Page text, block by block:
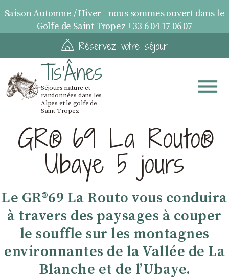
Saison Automne / Hiver - nous sommes ouvert dans le
Golfe de Saint Tropez +33 6 04 17 06 07
Réservez votre séjour
Tis'Ânes
Séjours nature et
randonnées dans les
Alpes et le golfe de
Saint-Tropez
GR® 69 La Routo®
Ubaye 5 jours
Le GR®69 La Routo vous conduira
à travers des paysages à couper
le souffle sur les montagnes
environnantes de la Vallée de La
Blanche et de l’Ubaye.